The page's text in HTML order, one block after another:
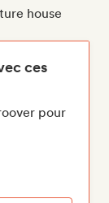
house
ces
pour